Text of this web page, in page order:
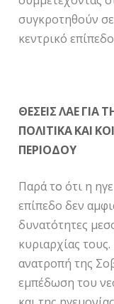
συγκροτηθούν
κεντρικό
ΘΕΣΕΙΣ ΛΑΕ ΓΙΑ
ΠΟΛΙΤΙΚΑ ΚΑΙ
ΠΕΡΙΟΔΟΥ
Παρά τo ότι η
επίπεδο δεν
δυνατότητες
κυριαρχίας
ανατροπή της
εμπέδωση του